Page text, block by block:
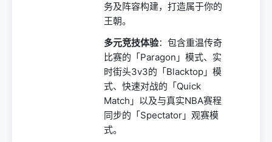
务及阵容构建，打造属于你的
王朝。
多元竞技体验：包含重温传奇
比赛的「Paragon」模式、实
时街头3v3的「Blacktop」模
式、快速对战的「Quick
Match」以及与真实NBA赛程
同步的「Spectator」观赛模
式。